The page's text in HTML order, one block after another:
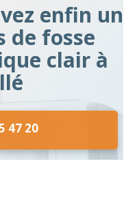
enfin un
de fosse
clair à
47 20